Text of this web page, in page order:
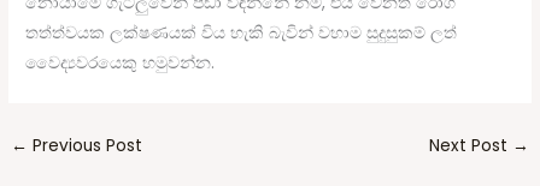
තත්ත්වයක ලක්ෂණයක් විය හැකි බැවින් වහාම සුදුසුකම් ලත්
වෛද්‍යවරයෙකු හමුවන්න.
← Previous Post Next Post →